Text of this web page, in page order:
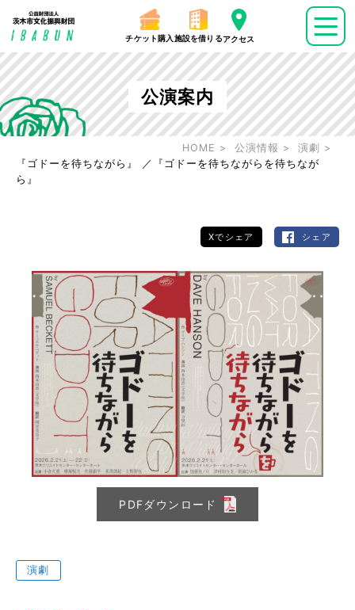
チケット購入 施設を借りるアクセス
公演案内
HOME 公演情報
演劇
『ゴドーを待ちながら』 ／『ゴドーを待ちながらを待ちなが
ら』
Xでシェア シェア
PDFダウンロード
演劇